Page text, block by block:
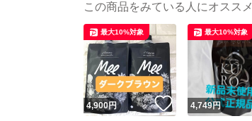
この商品をみている人にオススメ
4,900円 いいね！
最大10%対象
4,749円
最大10%対象